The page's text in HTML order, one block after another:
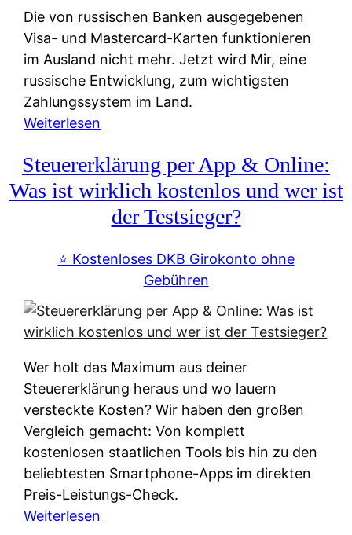
n
a
t
i
v
e
&
f
r
e
u
s
u
n
f
t
e
i
e
Die von russischen Banken ausgegebenen
Visa- und Mastercard-Karten funktionieren
im Ausland nicht mehr. Jetzt wird Mir, eine
russische Entwicklung, zum wichtigsten
Zahlungssystem im Land.
Weiterlesen
a
h
g
s
y
t
e
m
M
I
R
:
W
Steuererklärung per App & Online:
Was ist wirklich kostenlos und wer ist
der Testsieger?
⭐️ Kostenloses DKB Girokonto ohne
Gebühren
Wer holt das Maximum aus deiner
Steuererklärung heraus und wo lauern
versteckte Kosten? Wir haben den großen
Vergleich gemacht: Von komplett
kostenlosen staatlichen Tools bis hin zu den
beliebtesten Smartphone-Apps im direkten
Preis-Leistungs-Check.
Weiterlesen